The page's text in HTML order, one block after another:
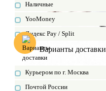
Наличные
YooMoney
Яндекс Pay / Split
Варианты доставки
Курьером по г. Москва
Почтой России